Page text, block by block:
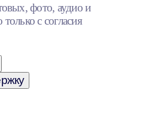
фото, аудио и
с согласия